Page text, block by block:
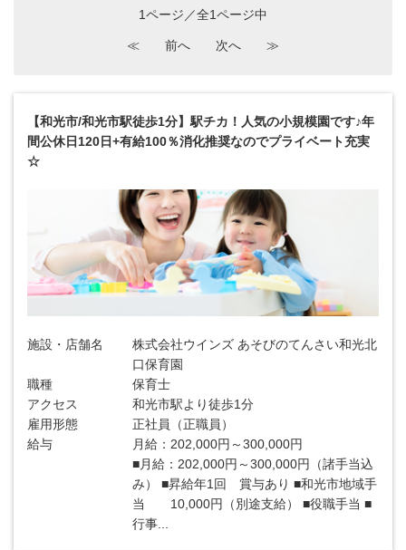
1ページ／全1ページ中
≪ 前へ 次へ ≫
【和光市/和光市駅徒歩1分】駅チカ！人気の小規模園です♪年
間公休日120日+有給100％消化推奨なのでプライベート充実
☆
施設・店舗名
株式会社ウインズ あそびのてんさい和光北
口保育園
職種
保育士
アクセス
和光市駅より徒歩1分
雇用形態
正社員（正職員）
給与
月給：202,000円～300,000円
■月給：202,000円～300,000円（諸手当込
み） ■昇給年1回 賞与あり ■和光市地域手
当 10,000円（別途支給） ■役職手当 ■
行事...